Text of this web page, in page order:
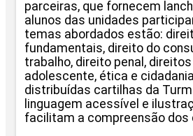
parceiras, que fornecem
alunos das unidades
temas abordados estão:
fundamentais, direito do
trabalho, direito penal,
adolescente, ética e
distribuídas cartilhas da
linguagem acessível e
facilitam a compreensão dos